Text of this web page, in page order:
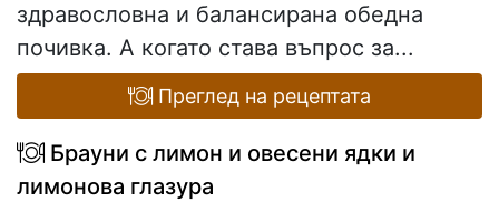
здравословна и балансирана обедна
почивка. А когато става въпрос за...
Преглед на рецептата
Брауни с лимон и овесени ядки и
лимонова глазура